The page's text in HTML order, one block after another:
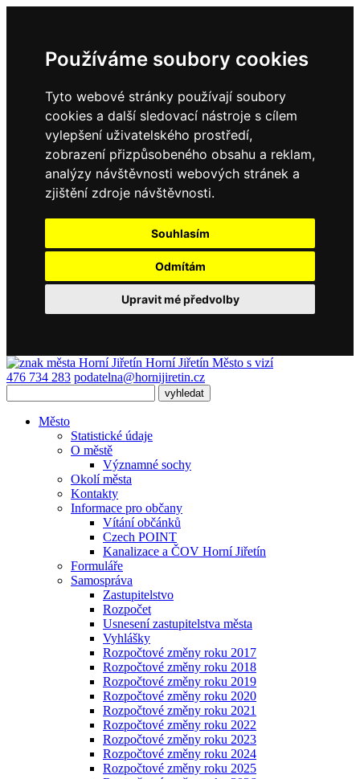
Používáme soubory cookies
Tyto webové stránky používají soubory
cookies a další sledovací nástroje s cílem
vylepšení uživatelského prostředí,
zobrazení přizpůsobeného obsahu a reklam,
analýzy návštěvnosti webových stránek a
zjištění zdroje návštěvnosti.
Souhlasím
Odmítám
Upravit mé předvolby
Horní Jiřetín Město s vizí
476 734 283 podatelna@hornijiretin.cz
Město
Statistické údaje
O městě
Významné sochy
Okolí města
Kontakty
Informace pro občany
Vítání občánků
Czech POINT
Kanalizace a ČOV Horní Jiřetín
Formuláře
Samospráva
Zastupitelstvo
Rozpočet
Usnesení zastupitelstva města
Vyhlášky
Rozpočtové změny roku 2017
Rozpočtové změny roku 2018
Rozpočtové změny roku 2019
Rozpočtové změny roku 2020
Rozpočtové změny roku 2021
Rozpočtové změny roku 2022
Rozpočtové změny roku 2023
Rozpočtové změny roku 2024
Rozpočtové změny roku 2025